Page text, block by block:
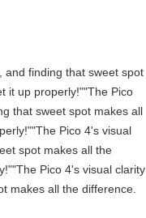
and finding that sweet spot
it up properly!""The Pico
that sweet spot makes all
Pico 4's visual
spot makes all the
Pico 4's visual clarity
makes all the difference.